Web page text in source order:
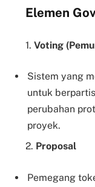
Elemen
1. Voting
Sistem yang
untuk
perubahan
proyek.
2. Proposal
Pemegang